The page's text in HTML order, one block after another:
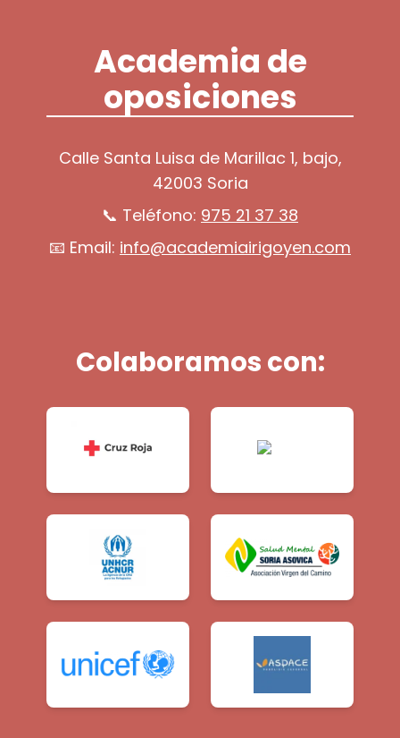
Academia de
oposiciones
Calle Santa Luisa de Marillac 1, bajo,
42003 Soria
📞 Teléfono: 975 21 37 38
📧 Email: info@academiairigoyen.com
Colaboramos con: